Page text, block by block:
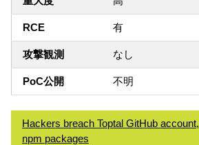
RCE 有
攻撃観測 なし
PoC公開 不明
Hackers breach Toptal GitHub
npm packages